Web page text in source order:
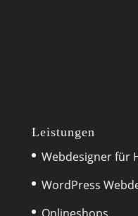
Leistungen
Webdesigner für
WordPress